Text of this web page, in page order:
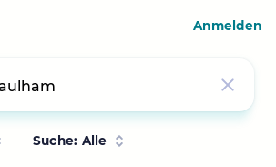
Suche: Alle
Anmelden